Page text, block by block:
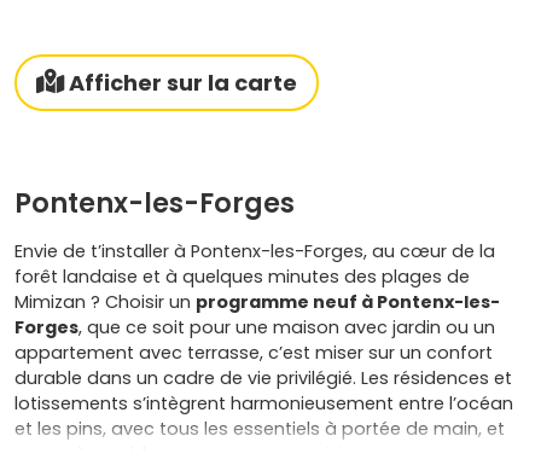
Afficher sur la carte
Pontenx-les-Forges
Envie de t’installer à Pontenx-les-Forges, au cœur de la
forêt landaise et à quelques minutes des plages de
Mimizan ? Choisir un programme neuf à Pontenx-les-
Forges, que ce soit pour une maison avec jardin ou un
appartement avec terrasse, c’est miser sur un confort
durable dans un cadre de vie privilégié. Les résidences et
lotissements s’intègrent harmonieusement entre l’océan
et les pins, avec tous les essentiels à portée de main, et
un accès rapide aux communes voisines comme